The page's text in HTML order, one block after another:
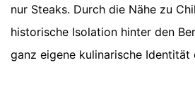
nur Steaks. Durch die Nähe zu
historische Isolation hinter den
ganz eigene kulinarische Identität